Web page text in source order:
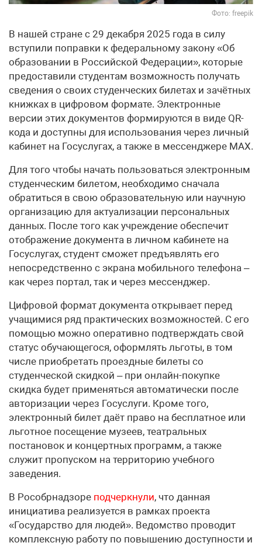
Фото: freepik
В нашей стране с 29 декабря 2025 года в силу
вступили поправки к федеральному закону «Об
образовании в Российской Федерации», которые
предоставили студентам возможность получать
сведения о своих студенческих билетах и зачётных
книжках в цифровом формате. Электронные
версии этих документов формируются в виде QR-
кода и доступны для использования через личный
кабинет на Госуслугах, а также в мессенджере MАХ.
Для того чтобы начать пользоваться электронным
студенческим билетом, необходимо сначала
обратиться в свою образовательную или научную
организацию для актуализации персональных
данных. После того как учреждение обеспечит
отображение документа в личном кабинете на
Госуслугах, студент сможет предъявлять его
непосредственно с экрана мобильного телефона –
как через портал, так и через мессенджер.
Цифровой формат документа открывает перед
учащимися ряд практических возможностей. С его
помощью можно оперативно подтверждать свой
статус обучающегося, оформлять льготы, в том
числе приобретать проездные билеты со
студенческой скидкой – при онлайн-покупке
скидка будет применяться автоматически после
авторизации через Госуслуги. Кроме того,
электронный билет даёт право на бесплатное или
льготное посещение музеев, театральных
постановок и концертных программ, а также
служит пропуском на территорию учебного
заведения.
В Рособрнадзоре подчеркнули, что данная
инициатива реализуется в рамках проекта
«Государство для людей». Ведомство проводит
комплексную работу по повышению доступности и